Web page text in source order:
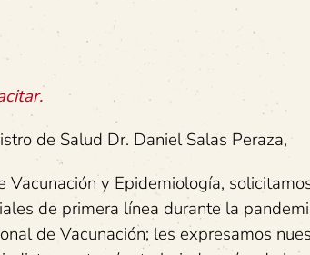
de Salud Dr. Daniel Salas Peraza,
y Epidemiología,
de primera línea durante la
de Vacunación; les expresamos